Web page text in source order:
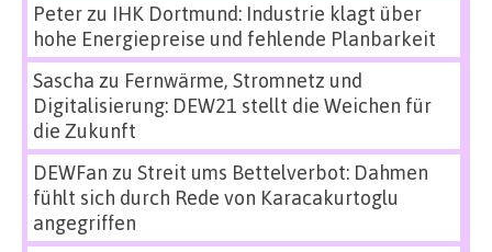
Peterzu IHK Dortmund: Industrie klagt über
hohe Energiepreise und fehlende Planbarkeit
Sascha zu Fernwärme, Stromnetz und
Digitalisierung: DEW21 stellt die Weichen für
die Zukunft
DEWFan zu Streit ums Bettelverbot: Dahmen
fühlt sich durch Rede von Karacakurtoglu
angegriffen